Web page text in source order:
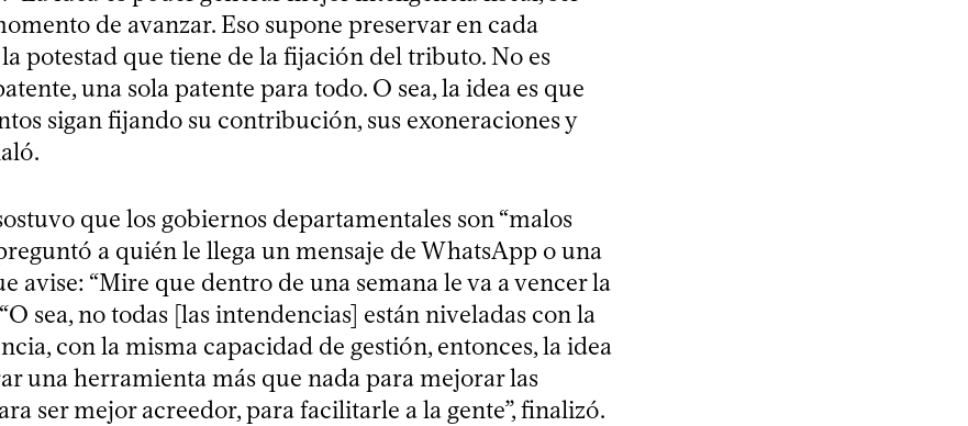
de avanzar. Eso supone preservar en cada
potestad que tiene de la fijación del tributo. No es
una sola patente para todo. O sea, la idea es que
sigan fijando su contribución, sus exoneraciones y
que los gobiernos departamentales son “malos
a quién le llega un mensaje de WhatsApp o una
avise: “Mire que dentro de una semana le va a vencer la
sea, no todas [las intendencias] están niveladas con la
con la misma capacidad de gestión, entonces, la idea
una herramienta más que nada para mejorar las
ser mejor acreedor, para facilitarle a la gente”, finalizó.